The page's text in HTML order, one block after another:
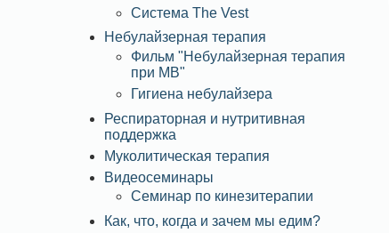
Система The Vest
Небулайзерная терапия
Фильм "Небулайзерная терапия
при МВ"
Гигиена небулайзера
Респираторная и нутритивная
поддержка
Муколитическая терапия
Видеосеминары
Семинар по кинезитерапии
Как, что, когда и зачем мы едим?